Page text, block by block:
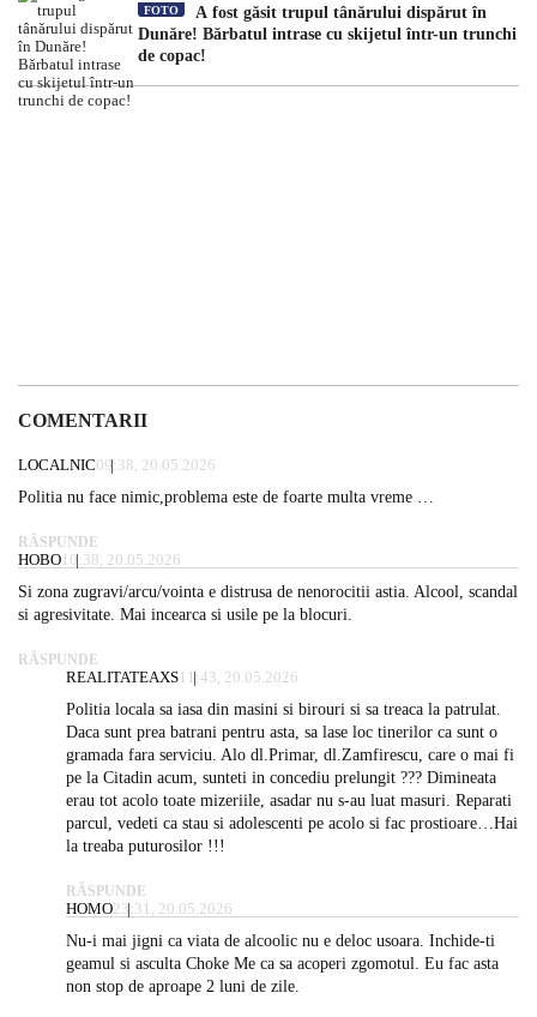
FOTO
A fost găsit trupul tânărului dispărut în
Dunăre! Bărbatul intrase cu skijetul într-un trunchi
de copac!
COMENTARII
LOCALNIC09:38, 20.05.2026
Politia nu face nimic,problema este de foarte multa vreme …
RĂSPUNDE
HOBO10:38, 20.05.2026
Si zona zugravi/arcu/vointa e distrusa de nenorocitii astia. Alcool, scandal
si agresivitate. Mai incearca si usile pe la blocuri.
RĂSPUNDE
REALITATEAXS11:43, 20.05.2026
Politia locala sa iasa din masini si birouri si sa treaca la patrulat.
Daca sunt prea batrani pentru asta, sa lase loc tinerilor ca sunt o
gramada fara serviciu. Alo dl.Primar, dl.Zamfirescu, care o mai fi
pe la Citadin acum, sunteti in concediu prelungit ??? Dimineata
erau tot acolo toate mizeriile, asadar nu s-au luat masuri. Reparati
parcul, vedeti ca stau si adolescenti pe acolo si fac prostioare…Hai
la treaba puturosilor !!!
RĂSPUNDE
HOMO23:31, 20.05.2026
Nu-i mai jigni ca viata de alcoolic nu e deloc usoara. Inchide-ti
geamul si asculta Choke Me ca sa acoperi zgomotul. Eu fac asta
non stop de aproape 2 luni de zile.